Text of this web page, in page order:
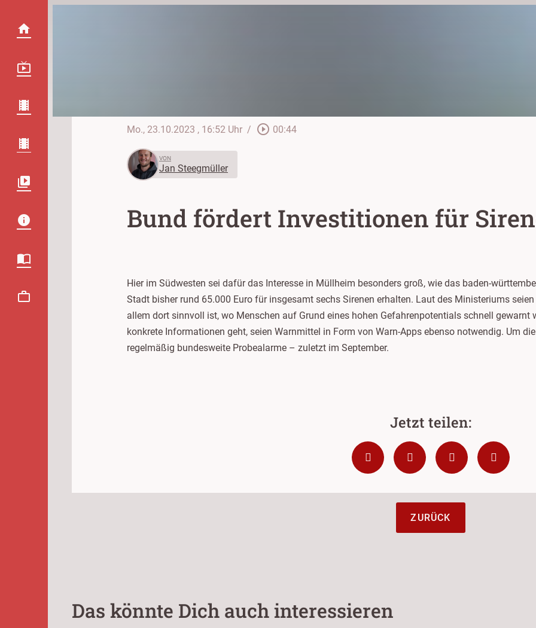
Mo., 23.10.2023 , 16:52 Uhr / play_circle_outline 00:44
VON
Jan Steegmüller
Bund fördert Investitionen für
Hier im Südwesten sei dafür das Interesse in Müllheim besonders groß, wie das baden-
Stadt bisher rund 65.000 Euro für insgesamt sechs Sirenen erhalten. Laut des Ministeriums
allem dort sinnvoll ist, wo Menschen auf Grund eines hohen Gefahrenpotentials schnell gewarnt
konkrete Informationen geht, seien Warnmittel in Form von Warn-Apps ebenso notwendig. Um
regelmäßig bundesweite Probealarme – zuletzt im September.
ZURÜCK
Das könnte Dich auch interessieren